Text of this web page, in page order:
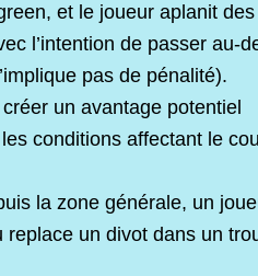
et le joueur aplanit
l’intention de passer au-
pas de pénalité).
un avantage potentiel
conditions affectant le
la zone générale, un
un divot dans un